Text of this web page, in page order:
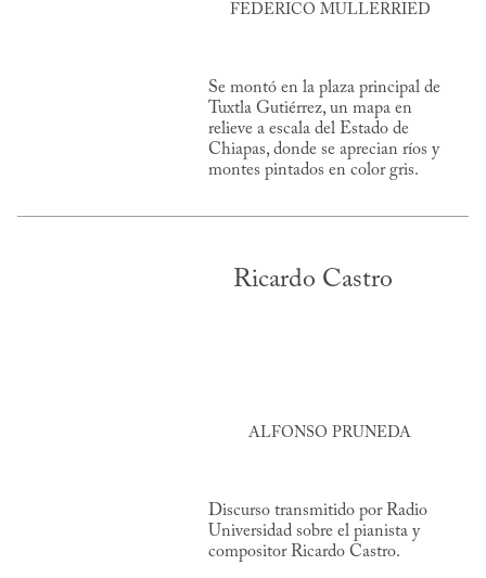
FEDERICO MULLERRIED
Se montó en la plaza principal de
Tuxtla Gutiérrez, un mapa en
relieve a escala del Estado de
Chiapas, donde se aprecian ríos y
montes pintados en color gris.
Ricardo Castro
ALFONSO PRUNEDA
Discurso transmitido por Radio
Universidad sobre el pianista y
compositor Ricardo Castro.